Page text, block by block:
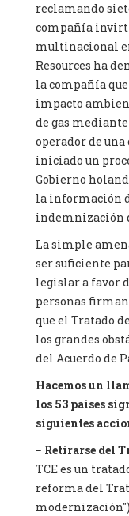
reclamando
compañía
multinacional
Resources ha
la compañía
impacto
de gas
operador de
iniciado un
Gobierno
la información
indemnización
La simple
ser suficiente
legislar a favor
personas
que el Tratado
los grandes
del Acuerdo de
Hacemos un
los 53 países
siguientes
− Retirarse del
TCE es un
reforma del